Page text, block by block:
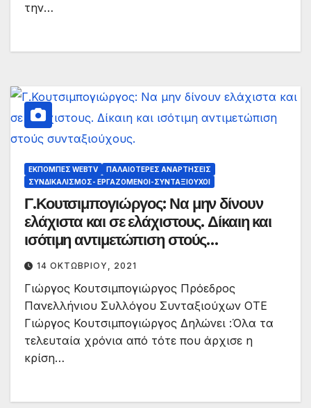
την…
ΕΚΠΟΜΠΈΣ WEBTV
ΠΑΛΑΙΟΤΕΡΕΣ ΑΝΑΡΤΗΣΕΙΣ
ΣΥΝΔΙΚΑΛΙΣΜΌΣ- ΕΡΓΑΖΌΜΕΝΟΙ-ΣΥΝΤΑΞΙΟΎΧΟΙ
Γ.Κουτσιμπογιώργος: Να μην δίνουν
ελάχιστα και σε ελάχιστους. Δίκαιη και
ισότιμη αντιμετώπιση στούς
συνταξιούχους.
14 ΟΚΤΩΒΡΊΟΥ, 2021
Γιώργος Κουτσιμπογιώργος Πρόεδρος
Πανελλήνιου Συλλόγου Συνταξιούχων ΟΤΕ
Γιώργος Κουτσιμπογιώργος Δηλώνει :Όλα τα
τελευταία χρόνια από τότε που άρχισε η
κρίση…